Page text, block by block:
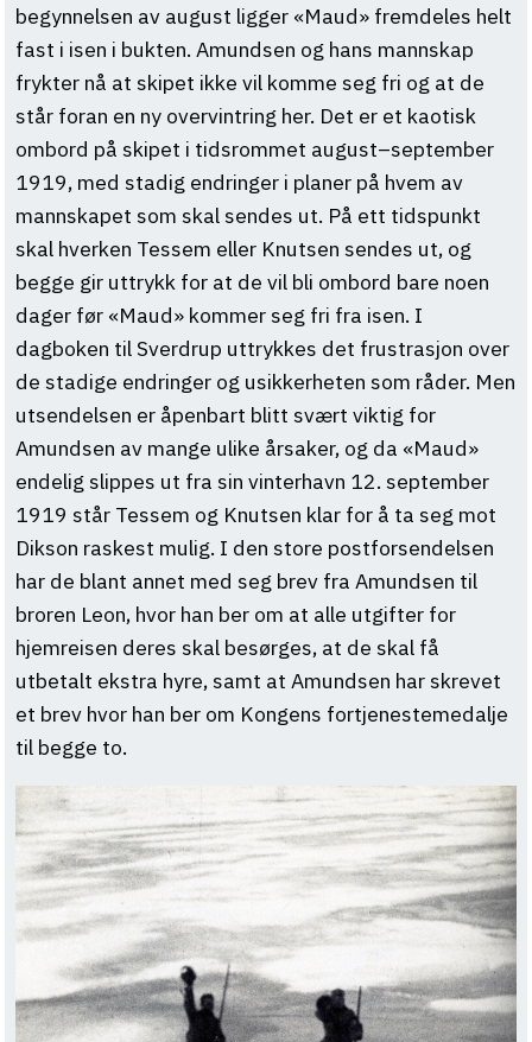
begynnelsen av august ligger «Maud» fremdeles helt
fast i isen i bukten. Amundsen og hans mannskap
frykter nå at skipet ikke vil komme seg fri og at de
står foran en ny overvintring her. Det er et kaotisk
ombord på skipet i tidsrommet august–september
1919, med stadig endringer i planer på hvem av
mannskapet som skal sendes ut. På ett tidspunkt
skal hverken Tessem eller Knutsen sendes ut, og
begge gir uttrykk for at de vil bli ombord bare noen
dager før «Maud» kommer seg fri fra isen. I
dagboken til Sverdrup uttrykkes det frustrasjon over
de stadige endringer og usikkerheten som råder. Men
utsendelsen er åpenbart blitt svært viktig for
Amundsen av mange ulike årsaker, og da «Maud»
endelig slippes ut fra sin vinterhavn 12. september
1919 står Tessem og Knutsen klar for å ta seg mot
Dikson raskest mulig. I den store postforsendelsen
har de blant annet med seg brev fra Amundsen til
broren Leon, hvor han ber om at alle utgifter for
hjemreisen deres skal besørges, at de skal få
utbetalt ekstra hyre, samt at Amundsen har skrevet
et brev hvor han ber om Kongens fortjenestemedalje
til begge to.